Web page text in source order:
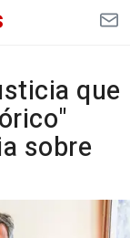
que
sobre